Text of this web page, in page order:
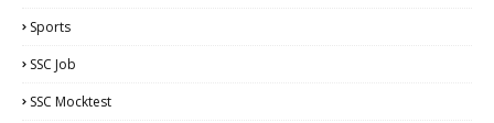
Sports
SSC Job
SSC Mocktest